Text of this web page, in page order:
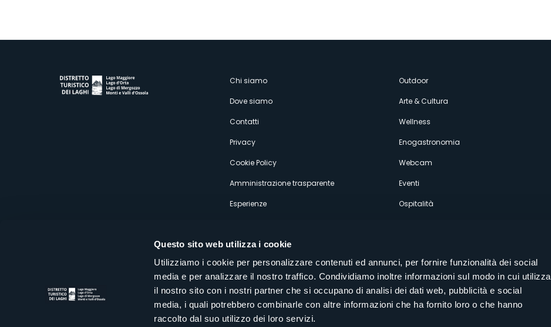
Questo sito web utilizza i cookie
Utilizziamo i cookie per personalizzare contenuti ed annunci, per fornire funzionalità dei social
media e per analizzare il nostro traffico. Condividiamo inoltre informazioni sul modo in cui utilizza
il nostro sito con i nostri partner che si occupano di analisi dei dati web, pubblicità e social
media, i quali potrebbero combinarle con altre informazioni che ha fornito loro o che hanno
raccolto dal suo utilizzo dei loro servizi.
Menù
secondario
Chi siamo
Dove siamo
Contatti
Privacy
Cookie Policy
Amministrazione trasparente
Esperienze
Outdoor
Arte & Cultura
Wellness
Enogastronomia
Webcam
Eventi
Ospitalità
Distretto Turistico dei Laghi Scrl
Sede legale e operativa: Corso Italia 26 - 28838 Stresa VB - Italy
infoturismo@distrettolaghi.itedistrettolaghi@legalmail.it
Seguici sui nostri canali social